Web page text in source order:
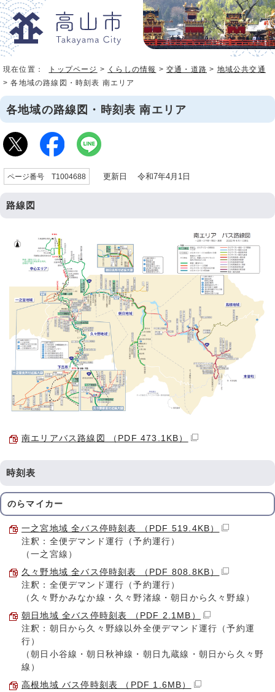
現在位置： トップページ > くらしの情報 >交通・道路 > 地域公共交通
> 各地域の路線図・時刻表 南エリア
各地域の路線図・時刻表 南エリア
ページ番号 T1004688 更新日 令和7年4月1日
路線図
南エリアバス路線図 （PDF 473.1KB）
時刻表
のらマイカー
一之宮地域 全バス停時刻表 （PDF 519.4KB）
注釈：全便デマンド運行（予約運行）
（一之宮線）
久々野地域 全バス停時刻表 （PDF 808.8KB）
注釈：全便デマンド運行（予約運行）
（久々野かみなか線・久々野渚線・朝日から久々野線）
朝日地域 全バス停時刻表 （PDF 2.1MB）
注釈：朝日から久々野線以外全便デマンド運行（予約運
行）
（朝日小谷線・朝日秋神線・朝日九蔵線・朝日から久々野
線）
高根地域 バス停時刻表 （PDF 1.6MB）